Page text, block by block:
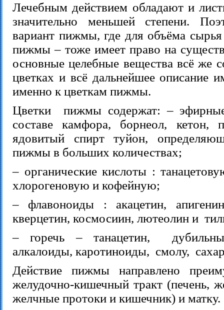
Лечебным действием обладают и
значительно меньшей степени.
вариант пижмы, где для объёма сырья
пижмы – тоже имеет право на
основные целебные вещества всё же
цветках и всё дальнейшее описание
именно к цветкам пижмы.
Цветки пижмы содержат: –
составе камфора, борнеол, кетон,
ядовитый спирт туйон,
пижмы в больших количествах;
– органические кислоты :
хлорогеновую и кофейную;
– флавоноиды : акацетин,
кверцетин, космосиин, лютеолин и
– горечь – танацетин,
алкалоиды, каротиноиды, смолу,
Действие пижмы направлено
желудочно-кишечный тракт (печень,
желчные протоки и кишечник) и матку.